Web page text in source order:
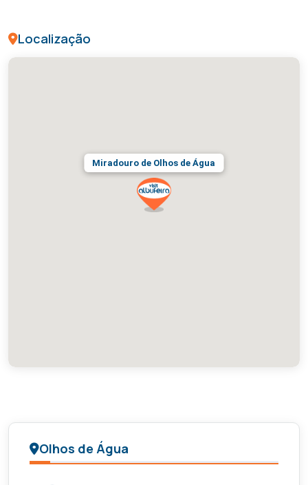
Localização
Miradouro de Olhos de Água
Olhos de Água